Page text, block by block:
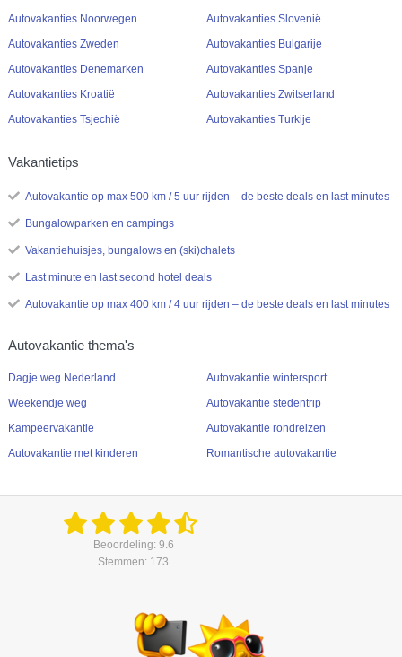
Autovakanties Noorwegen
Autovakanties Zweden
Autovakanties Denemarken
Autovakanties Kroatië
Autovakanties Tsjechië
Autovakanties Slovenië
Autovakanties Bulgarije
Autovakanties Spanje
Autovakanties Zwitserland
Autovakanties Turkije
Vakantietips
Autovakantie op max 500 km / 5 uur rijden – de beste deals en last minutes
Bungalowparken en campings
Vakantiehuisjes, bungalows en (ski)chalets
Last minute en last second hotel deals
Autovakantie op max 400 km / 4 uur rijden – de beste deals en last minutes
Autovakantie thema's
Dagje weg Nederland
Weekendje weg
Kampeervakantie
Autovakantie met kinderen
Autovakantie wintersport
Autovakantie stedentrip
Autovakantie rondreizen
Romantische autovakantie
Beoordeling: 9.6
Stemmen: 173